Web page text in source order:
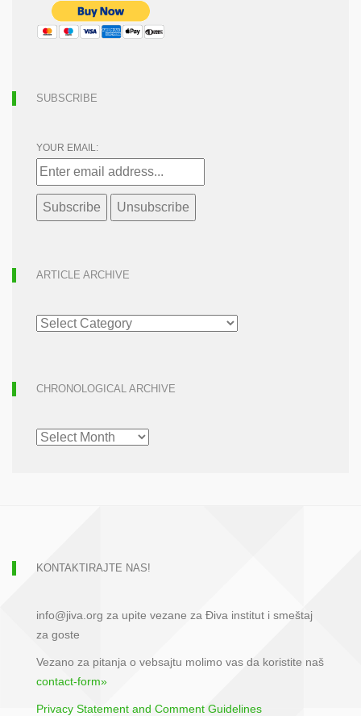
SUBSCRIBE
YOUR EMAIL:
ARTICLE ARCHIVE
ARTICLE
ARCHIVE
CHRONOLOGICAL ARCHIVE
CHRONOLOGICAL
ARCHIVE
KONTAKTIRAJTE NAS!
info@jiva.org za upite vezane za Điva institut i smeštaj
za goste
Vezano za pitanja o vebsajtu molimo vas da koristite naš
contact-form»
Privacy Statement and Comment Guidelines